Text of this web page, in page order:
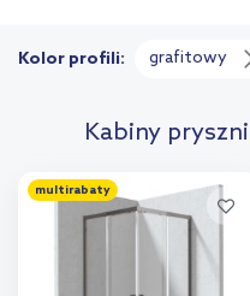
Kabiny
Kolor profili: grafitowy
multirabaty